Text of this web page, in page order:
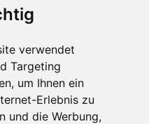
verwendet
Targeting
um Ihnen ein
Erlebnis zu
und die Werbung,